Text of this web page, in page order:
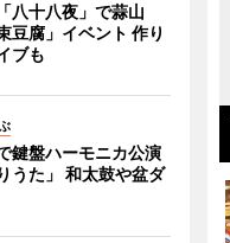
八十八夜」で蒜山
豆腐」イベント 作り
ブも
鍵盤ハーモニカ公演
うた」 和太鼓や盆ダ